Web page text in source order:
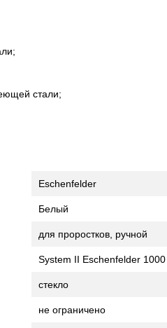
стали;
Eschenfelder
Белый
для проростков, ручной
System II Eschenfelder
стекло
не ограничено